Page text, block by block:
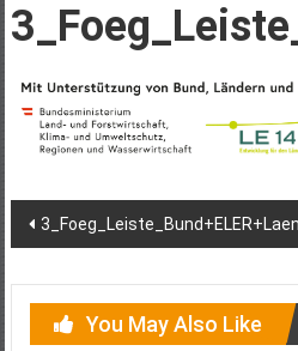
Post
You May Also Like